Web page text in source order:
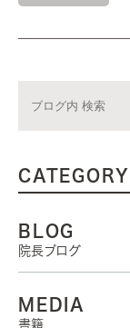
CATEGORY
BLOG
院長ブログ
MEDIA
書籍